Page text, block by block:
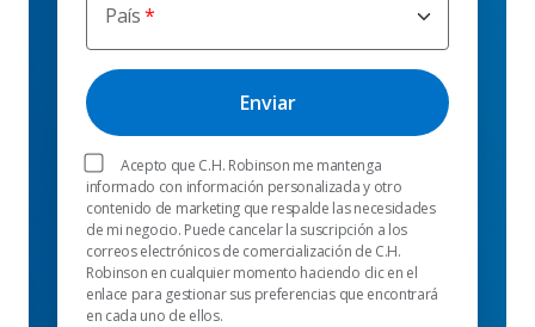
País
Acepto que C.H. Robinson me mantenga
informado con información personalizada y otro
contenido de marketing que respalde las necesidades
de mi negocio. Puede cancelar la suscripción a los
correos electrónicos de comercialización de C.H.
Robinson en cualquier momento haciendo clic en el
enlace para gestionar sus preferencias que encontrará
en cada uno de ellos.